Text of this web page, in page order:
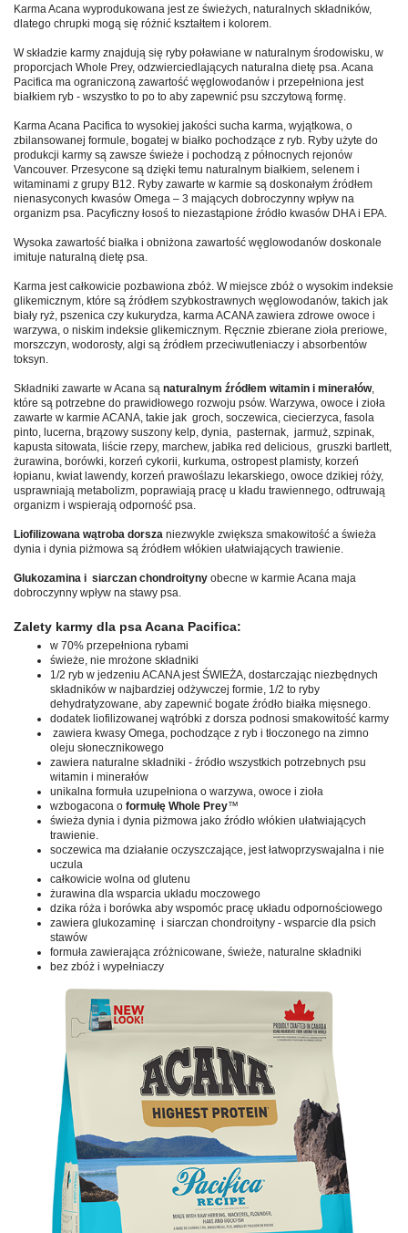
Karma Acana wyprodukowana jest ze świeżych, naturalnych składników,
dlatego chrupki mogą się różnić kształtem i kolorem.
W składzie karmy znajdują się ryby poławiane w naturalnym środowisku, w
proporcjach Whole Prey, odzwierciedlających naturalna dietę psa. Acana
Pacifica ma ograniczoną zawartość węglowodanów i przepełniona jest
białkiem ryb - wszystko to po to aby zapewnić psu szczytową formę.
Karma Acana Pacifica to wysokiej jakości sucha karma, wyjątkowa, o
zbilansowanej formule, bogatej w białko pochodzące z ryb. Ryby użyte do
produkcji karmy są zawsze świeże i pochodzą z północnych rejonów
Vancouver. Przesycone są dzięki temu naturalnym białkiem, selenem i
witaminami z grupy B12. Ryby zawarte w karmie są doskonałym źródłem
nienasyconych kwasów Omega – 3 mających dobroczynny wpływ na
organizm psa. Pacyficzny łosoś to niezastąpione źródło kwasów DHA i EPA.
Wysoka zawartość białka i obniżona zawartość węglowodanów doskonale
imituje naturalną dietę psa.
Karma jest całkowicie pozbawiona zbóż. W miejsce zbóż o wysokim indeksie
glikemicznym, które są źródłem szybkostrawnych węglowodanów, takich jak
biały ryż, pszenica czy kukurydza, karma ACANA zawiera zdrowe owoce i
warzywa, o niskim indeksie glikemicznym. Ręcznie zbierane zioła preriowe,
morszczyn, wodorosty, algi są źródłem przeciwutleniaczy i absorbentów
toksyn.
Składniki zawarte w Acana są naturalnym źródłem witamin i minerałów,
które są potrzebne do prawidłowego rozwoju psów. Warzywa, owoce i zioła
zawarte w karmie ACANA, takie jak groch, soczewica, ciecierzyca, fasola
pinto, lucerna, brązowy suszony kelp, dynia, pasternak, jarmuż, szpinak,
kapusta sitowata, liście rzepy, marchew, jabłka red delicious, gruszki bartlett,
żurawina, borówki, korzeń cykorii, kurkuma, ostropest plamisty, korzeń
łopianu, kwiat lawendy, korzeń prawoślazu lekarskiego, owoce dzikiej róży,
usprawniają metabolizm, poprawiają pracę u kładu trawiennego, odtruwają
organizm i wspierają odporność psa.
Liofilizowana wątroba dorsza niezwykle zwiększa smakowitość a świeża
dynia i dynia piżmowa są źródłem włókien ułatwiających trawienie.
Glukozamina i siarczan chondroityny obecne w karmie Acana maja
dobroczynny wpływ na stawy psa.
Zalety karmy dla psa Acana Pacifica:
w 70% przepełniona rybami
świeże, nie mrożone składniki
1/2 ryb w jedzeniu ACANA jest ŚWIEŻA, dostarczając niezbędnych
składników w najbardziej odżywczej formie, 1/2 to ryby
dehydratyzowane, aby zapewnić bogate źródło białka mięsnego.
dodatek liofilizowanej wątróbki z dorsza podnosi smakowitość karmy
zawiera kwasy Omega, pochodzące z ryb i tłoczonego na zimno
oleju słonecznikowego
zawiera naturalne składniki - źródło wszystkich potrzebnych psu
witamin i minerałów
unikalna formuła uzupełniona o warzywa, owoce i zioła
wzbogacona o formułę Whole Prey™
świeża dynia i dynia piżmowa jako źródło włókien ułatwiających
trawienie.
soczewica ma działanie oczyszczające, jest łatwoprzyswajalna i nie
uczula
całkowicie wolna od glutenu
żurawina dla wsparcia układu moczowego
dzika róża i borówka aby wspomóc pracę układu odpornościowego
zawiera glukozaminę i siarczan chondroityny - wsparcie dla psich
stawów
formuła zawierająca zróżnicowane, świeże, naturalne składniki
bez zbóż i wypełniaczy